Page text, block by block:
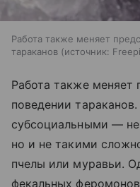
Работа также меняет
тараканов
источник:
Работа также меняет
поведении
субсоциальными —
но и не такими
пчелы или муравьи.
фекальных